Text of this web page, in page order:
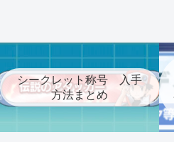
シークレット称号 入手
方法まとめ